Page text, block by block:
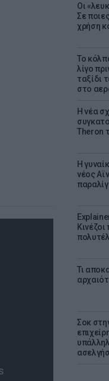
Οι
Σε
χρήση
Το
λίγο
ταξίδι
στο
Η νέα
Theron
Η
νέος
Τι
Σοκ